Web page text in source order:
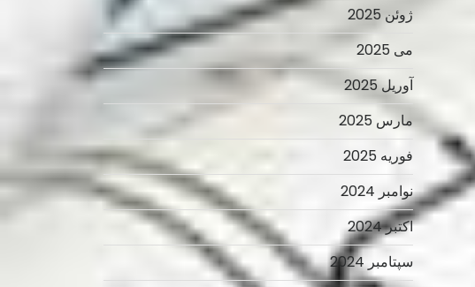
ژوئن 2025
می 2025
آوریل 2025
مارس 2025
فوریه 2025
نوامبر 2024
اکتبر 2024
سپتامبر 2024